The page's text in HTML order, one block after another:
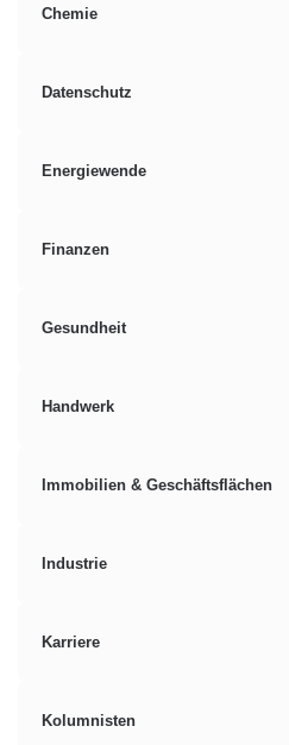
Chemie
Datenschutz
Energiewende
Finanzen
Gesundheit
Handwerk
Immobilien & Geschäftsflächen
Industrie
Karriere
Kolumnisten